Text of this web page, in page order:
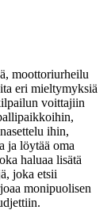
moottoriurheilu
eri mieltymyksiä
voittajiin
ihin,
ja löytää oma
haluaa lisätä
joka etsii
monipuolisen